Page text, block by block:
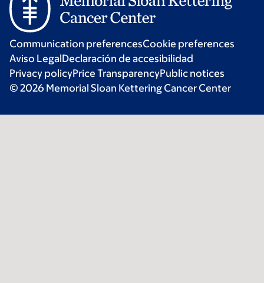
Communication preferencesCookie preferences
Aviso LegalDeclaración de accesibilidad
Privacy policyPrice TransparencyPublic notices
© 2026 Memorial Sloan Kettering Cancer Center